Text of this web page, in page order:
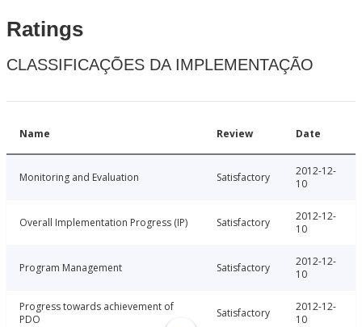
Ratings
CLASSIFICAÇÕES DA IMPLEMENTAÇÃO
Name Review Date
Monitoring and Evaluation Satisfactory
2012-12-
10
Overall Implementation Progress (IP) Satisfactory
2012-12-
10
Program Management Satisfactory
2012-12-
10
Progress towards achievement of
PDO
Satisfactory
2012-12-
10